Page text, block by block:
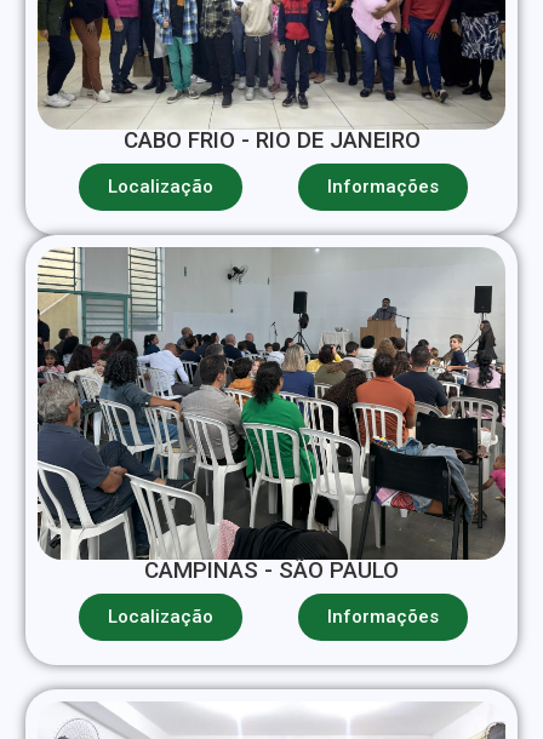
CABO FRIO - RIO DE JANEIRO
Localização Informações
CAMPINAS - SÃO PAULO
Localização Informações